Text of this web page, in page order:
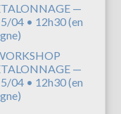
—
04 • 12h30 (en